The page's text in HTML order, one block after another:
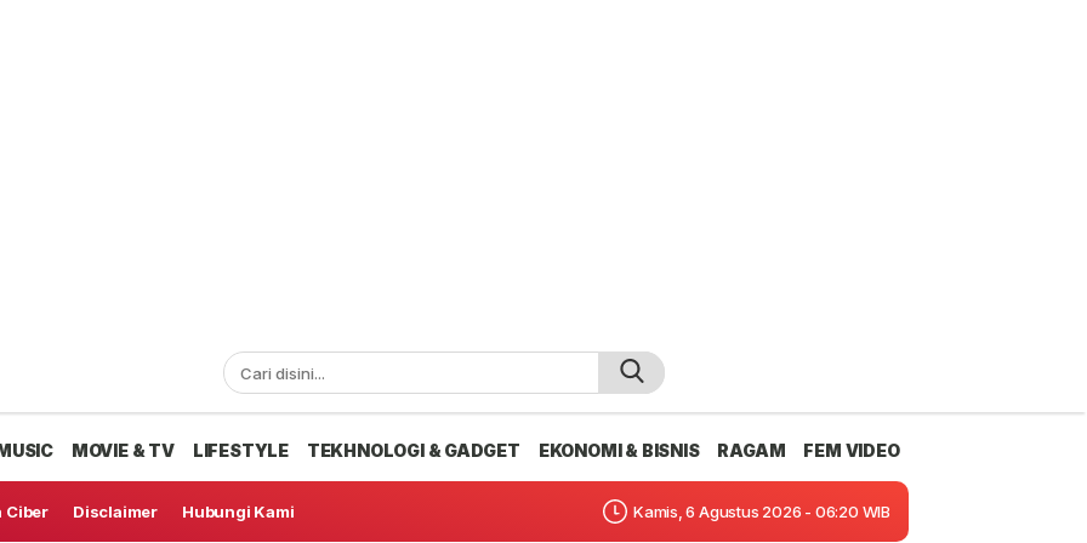
MOVIE & TV LIFESTYLE TEKHNOLOGI & GADGET EKONOMI & BISNIS RAGAM FEM VIDEO
Ciber Disclaimer Hubungi Kami Kamis, 6 Agustus 2026 - 06:20 WIB